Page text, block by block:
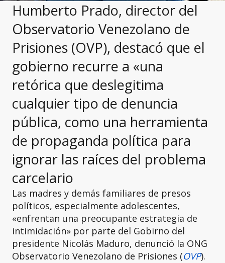
Humberto Prado, director del
Observatorio Venezolano de
Prisiones (OVP), destacó que el
gobierno recurre a «una
retórica que deslegitima
cualquier tipo de denuncia
pública, como una herramienta
de propaganda política para
ignorar las raíces del problema
carcelario
Las madres y demás familiares de presos
políticos, especialmente adolescentes,
«enfrentan una preocupante estrategia de
intimidación» por parte del Gobirno del
presidente Nicolás Maduro, denunció la ONG
Observatorio Venezolano de Prisiones (OVP).